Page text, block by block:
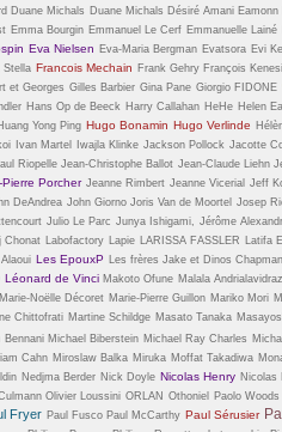
Duane Michals Duane Michals Désiré Amani Eamonn
Emma Bourgin Emmanuel Le Cerf Emmanuelle Lainé
Eva Nielsen Eva-Maria Bergman Evatsora Evi
Stella Francois Mechain Frank Gehry François Kenesi
et Georges Gilles Barbier Gina Pane Giorgio FIDONE
Hans Op de Beeck Harry Callahan HeHe Helen
Yong Ping Hugo Bonamin Hugo Verlinde
Ivan Martel Iwajla Klinke Jackson Pollock Jacotte
Riopelle Jean-Christophe Ballot Jean-Claude Liehn
Porcher Jeanne Rimbert Jeanne Vicerial Jeff
DeAndrea John Giorno Joris Van de Moortel Josep
Julio Le Parc Junya Ishigami, Jérôme
Chonat Labofactory Lapie LARISSA FASSLER Latifa
Alaoui Les EpouxP Les frères Jake et Dinos Chapman
Léonard de Vinci Makoto Ofune Malala
Marie-Noëlle Décoret Marie-Pierre Guillon Mariko Mori
Chittofrati Martine Schildge Masato Tanaka
Bennani Michael Biberstein Michael Ray Charles
Cahn Miroslaw Balka Miruka Moffat Takadiwa
Nedjma Berder Nick Doyle Nicolas Henry Nicolas
Olivier Loussini ORLAN Othoniel Paolo
Fryer Paul Fusco Paul McCarthy Paul Sérusier